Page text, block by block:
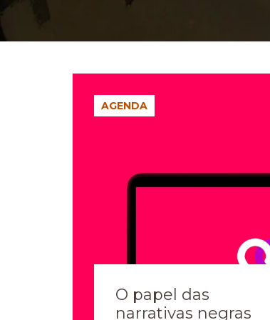
AGENDA
O papel das
narrativas negras